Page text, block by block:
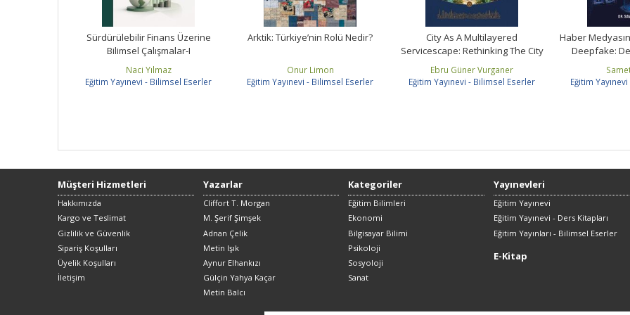
Sürdürülebilir Finans Üzerine
Bilimsel Çalışmalar-I
Naci Yılmaz
Eğitim Yayınevi - Bilimsel Eserler
Arktik: Türkiye’nin Rolü Nedir?
Onur Limon
Eğitim Yayınevi - Bilimsel Eserler
City As A Multilayered
Servicescape: Rethinking The City
Through...
Ebru Güner Vurganer
Eğitim Yayınevi - Bilimsel Eserler
Haber
Deepfake:
Eğitim
Müşteri Hizmetleri
Hakkımızda
Kargo ve Teslimat
Gizlilik ve Güvenlik
Sipariş Koşulları
Üyelik Koşulları
İletişim
Yazarlar
Cliffort T. Morgan
M. Şerif Şimşek
Adnan Çelik
Metin Işık
Aynur Elhankızı
Gülçin Yahya Kaçar
Metin Balcı
Kategoriler
Eğitim Bilimleri
Ekonomi
Bilgisayar Bilimi
Psikoloji
Sosyoloji
Sanat
Yayınevleri
Eğitim Yayınevi
Eğitim Yayınevi - Ders Kitapları
Eğitim Yayınları - Bilimsel Eserler
E-Kitap